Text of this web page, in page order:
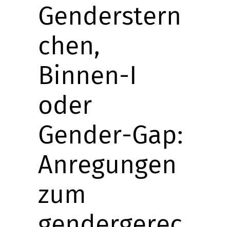
Genderstern
chen,
Binnen-I
oder
Gender-Gap:
Anregungen
zum